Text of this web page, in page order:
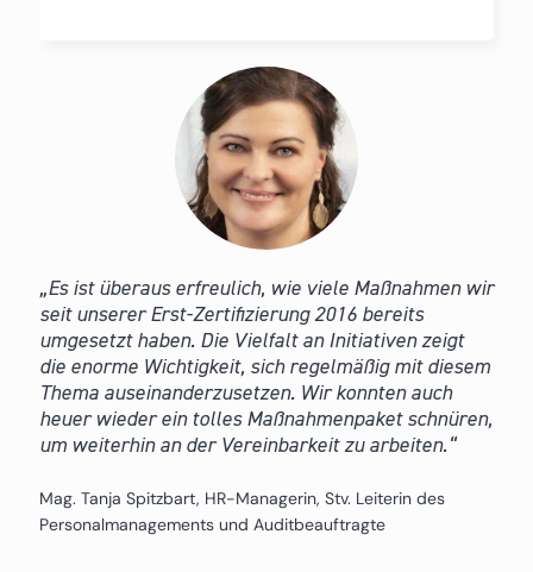
Es ist überaus erfreulich, wie viele Maßnahmen wir
seit unserer Erst-Zertifizierung 2016 bereits
umgesetzt haben. Die Vielfalt an Initiativen zeigt
die enorme Wichtigkeit, sich regelmäßig mit diesem
Thema auseinanderzusetzen. Wir konnten auch
heuer wieder ein tolles Maßnahmenpaket schnüren,
um weiterhin an der Vereinbarkeit zu arbeiten.
Mag. Tanja Spitzbart, HR-Managerin, Stv. Leiterin des
Personalmanagements und Auditbeauftragte